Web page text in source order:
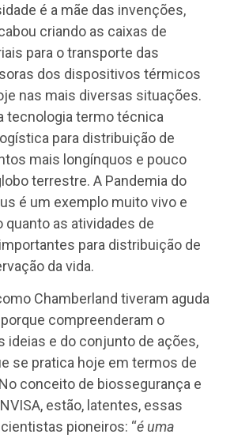
é a mãe das invenções,
criando as caixas de
para o transporte das
dos dispositivos térmicos
nas mais diversas situações.
tecnologia termo técnica
para distribuição de
mais longínquos e pouco
terrestre. A Pandemia do
é um exemplo muito vivo e
quanto as atividades de
para distribuição de
da vida.
Chamberland tiveram aguda
compreenderam o
ideias e do conjunto de ações,
se pratica hoje em termos de
conceito de biossegurança e
estão, latentes, essas
pioneiros: “é uma